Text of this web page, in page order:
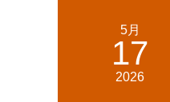
5月
17
2026